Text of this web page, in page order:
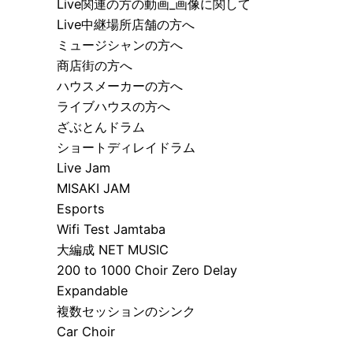
Live関連の方の動画_画像に関して
Live中継場所店舗の方へ
ミュージシャンの方へ
商店街の方へ
ハウスメーカーの方へ
ライブハウスの方へ
ざぶとんドラム
ショートディレイドラム
Live Jam
MISAKI JAM
Esports
Wifi Test Jamtaba
大編成 NET MUSIC
200 to 1000 Choir Zero Delay
Expandable
複数セッションのシンク
Car Choir